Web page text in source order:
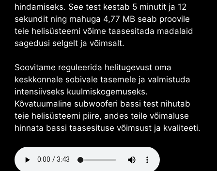
hindamiseks. See test kestab 5 minutit ja 12
sekundit ning mahuga 4,77 MB seab proovile
teie helisüsteemi võime taasesitada madalaid
sagedusi selgelt ja võimsalt.
Soovitame reguleerida helitugevust oma
keskkonnale sobivale tasemele ja valmistuda
intensiivseks kuulmiskogemuseks.
Kõvatuumaline subwooferi bassi test nihutab
teie helisüsteemi piire, andes teile võimaluse
hinnata bassi taasesituse võimsust ja kvaliteeti.